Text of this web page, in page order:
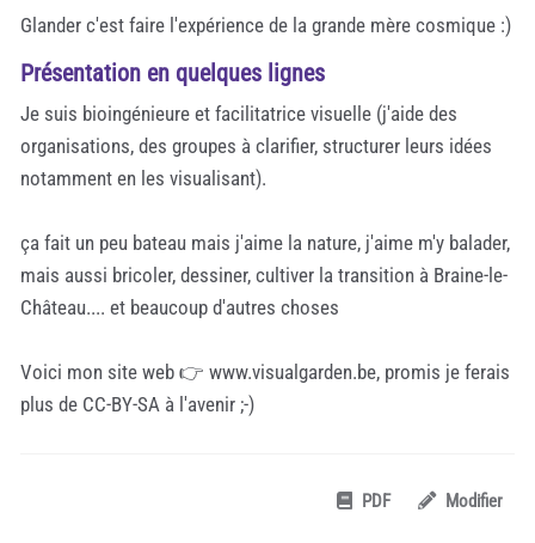
Glander c'est faire l'expérience de la grande mère cosmique :)
Présentation en quelques lignes
Je suis bioingénieure et facilitatrice visuelle (j'aide des
organisations, des groupes à clarifier, structurer leurs idées
notamment en les visualisant).
ça fait un peu bateau mais j'aime la nature, j'aime m'y balader,
mais aussi bricoler, dessiner, cultiver la transition à Braine-le-
Château.... et beaucoup d'autres choses
Voici mon site web 👉 www.visualgarden.be, promis je ferais
plus de CC-BY-SA à l'avenir ;-)
PDF Modifier